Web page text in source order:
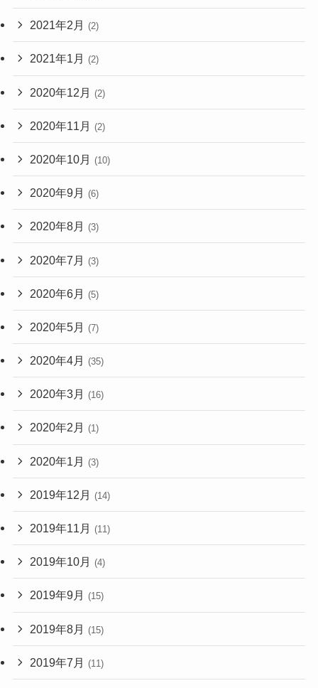
2021年2月 (2)
2021年1月 (2)
2020年12月 (2)
2020年11月 (2)
2020年10月 (10)
2020年9月 (6)
2020年8月 (3)
2020年7月 (3)
2020年6月 (5)
2020年5月 (7)
2020年4月 (35)
2020年3月 (16)
2020年2月 (1)
2020年1月 (3)
2019年12月 (14)
2019年11月 (11)
2019年10月 (4)
2019年9月 (15)
2019年8月 (15)
2019年7月 (11)